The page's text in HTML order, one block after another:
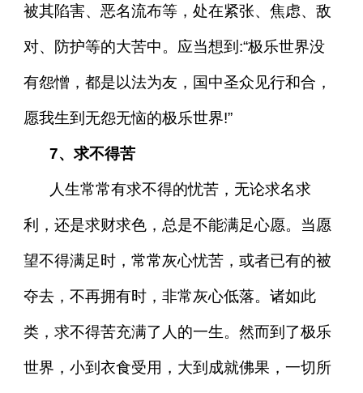
被其陷害、恶名流布等，处在紧张、焦虑、敌
对、防护等的大苦中。应当想到:“极乐世界没
有怨憎，都是以法为友，国中圣众见行和合，
愿我生到无怨无恼的极乐世界!”
7、求不得苦
人生常常有求不得的忧苦，无论求名求
利，还是求财求色，总是不能满足心愿。当愿
望不得满足时，常常灰心忧苦，或者已有的被
夺去，不再拥有时，非常灰心低落。诸如此
类，求不得苦充满了人的一生。然而到了极乐
世界，小到衣食受用，大到成就佛果，一切所